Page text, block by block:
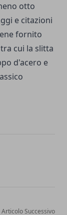
otto
e citazioni
fornito
cui la slitta
d'acero e
Articolo Successivo